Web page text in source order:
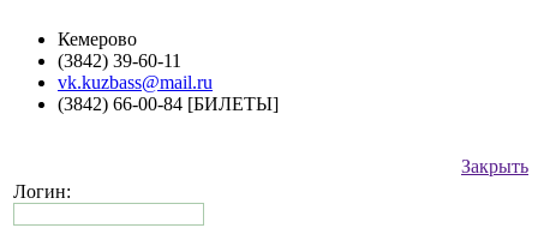
Кемерово
(3842) 39-60-11
vk.kuzbass@mail.ru
(3842) 66-00-84 [БИЛЕТЫ]
Закрыть
Логин: